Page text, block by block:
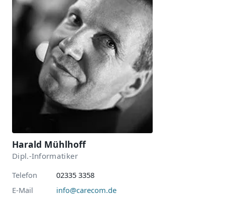
Harald Mühlhoff
Dipl.-Informatiker
Telefon
02335 3358
E-Mail
info@carecom.de